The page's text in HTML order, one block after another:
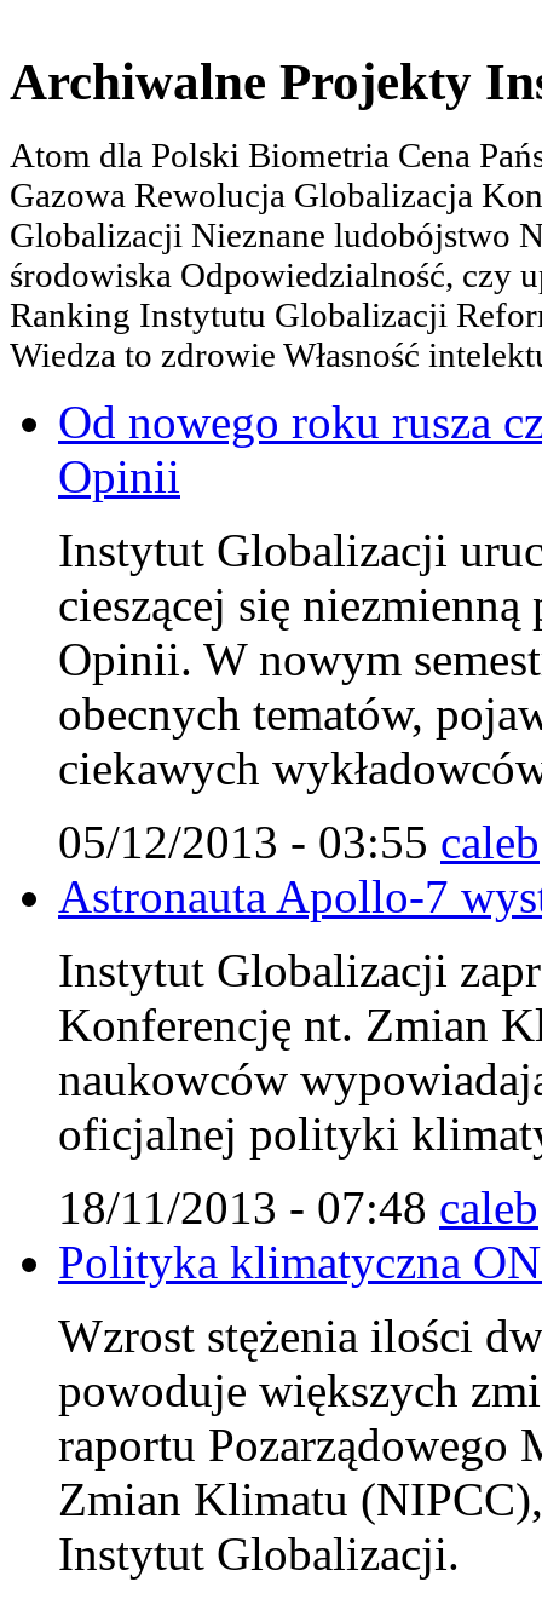
Archiwalne Projekty
Atom dla Polski Biometria Cena
Gazowa Rewolucja Globalizacja
Globalizacji Nieznane ludobójstwo
środowiska Odpowiedzialność, czy
Ranking Instytutu Globalizacji
Wiedza to zdrowie Własność
Od nowego roku rusza
Opinii
Instytut Globalizacji
cieszącej się
Opinii. W nowym
obecnych tematów,
ciekawych
05/12/2013 - 03:55 caleb
Astronauta Apollo-7
Instytut Globalizacji
Konferencję nt. Zmian
naukowców
oficjalnej polityki
18/11/2013 - 07:48 caleb
Polityka klimatyczna
Wzrost stężenia ilości
powoduje większych
raportu Pozarządowego
Zmian Klimatu
Instytut Globalizacji.